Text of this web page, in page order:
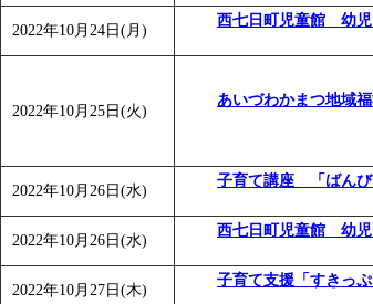
2022年10月24日(月)
西七日町児童館 幼児
2022年10月25日(火)
あいづわかまつ地域
2022年10月26日(水)
子育て講座 「ばんび
2022年10月26日(水)
西七日町児童館 幼児
2022年10月27日(木)
子育て支援「すきっぷ